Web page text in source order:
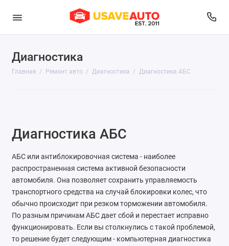
Диагностика
Главная Ремонт авто Диагностика Диагностика АБС
Диагностика
Ремонт подвески
Ремонт рулевого управления
Ремонт системы охлаждения и отопления
Ремонт тормозной системы
Диагностика АБС
АБС или антиблокировочная система - наиболее
распространенная система активной безопасности
автомобиля. Она позволяет сохранить управляемость
транспортного средства на случай блокировки колес, что
обычно происходит при резком торможении автомобиля.
По разным причинам АБС дает сбой и перестает исправно
функционировать. Если вы столкнулись с такой проблемой,
то решение будет следующим - компьютерная диагностика